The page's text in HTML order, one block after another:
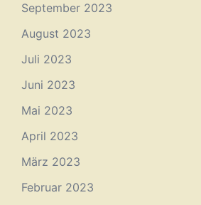
September 2023
August 2023
Juli 2023
Juni 2023
Mai 2023
April 2023
März 2023
Februar 2023